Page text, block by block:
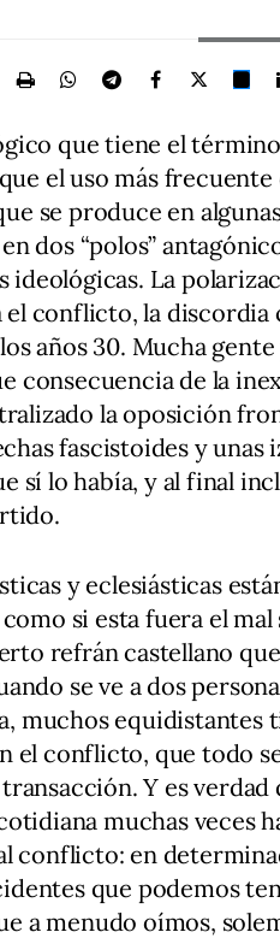
que tiene el
el uso más frecuente
se produce en
dos “polos”
La
conflicto, la discordia
años 30. Mucha
consecuencia de la
la oposición
fascistoides y unas
sí lo había, y al final
y eclesiásticas
si esta fuera el mal
refrán castellano
se ve a dos
muchos equidistantes
el conflicto, que todo
Y es verdad
muchas veces
conflicto: en
que podemos
a menudo oímos,